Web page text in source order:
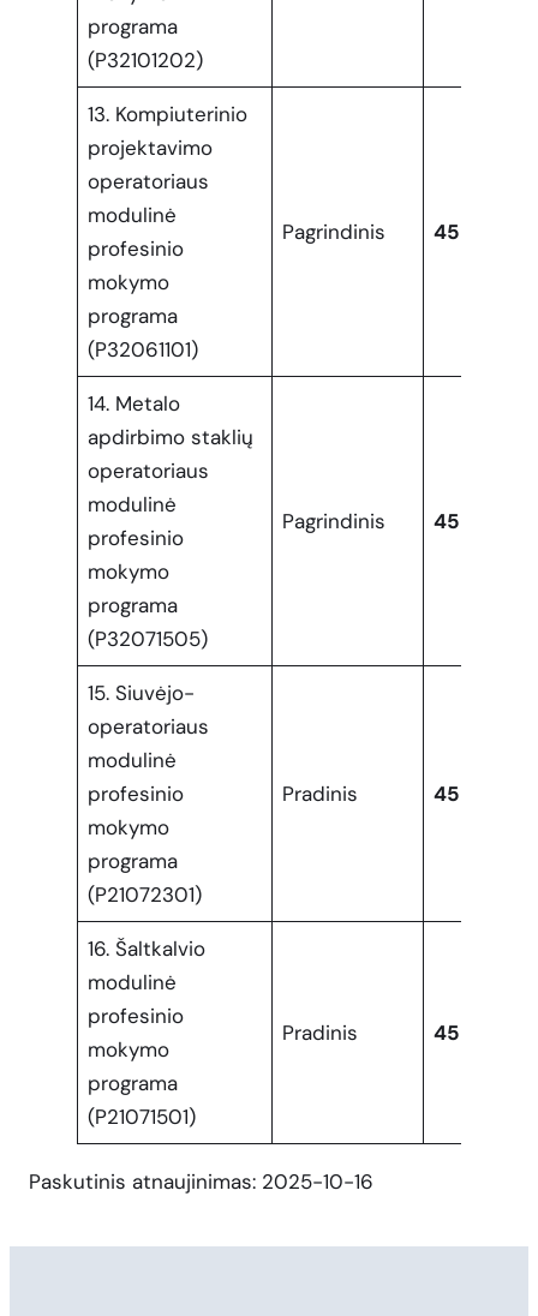
programa
(P32101202)
13. Kompiuterinio
projektavimo
operatoriaus
modulinė
profesinio
mokymo
programa
(P32061101)
Pagrindinis 45
14. Metalo
apdirbimo staklių
operatoriaus
modulinė
profesinio
mokymo
programa
(P32071505)
Pagrindinis 45
15. Siuvėjo-
operatoriaus
modulinė
profesinio
mokymo
programa
(P21072301)
Pradinis 45
16. Šaltkalvio
modulinė
profesinio
mokymo
programa
(P21071501)
Pradinis 45
Paskutinis atnaujinimas: 2025-10-16